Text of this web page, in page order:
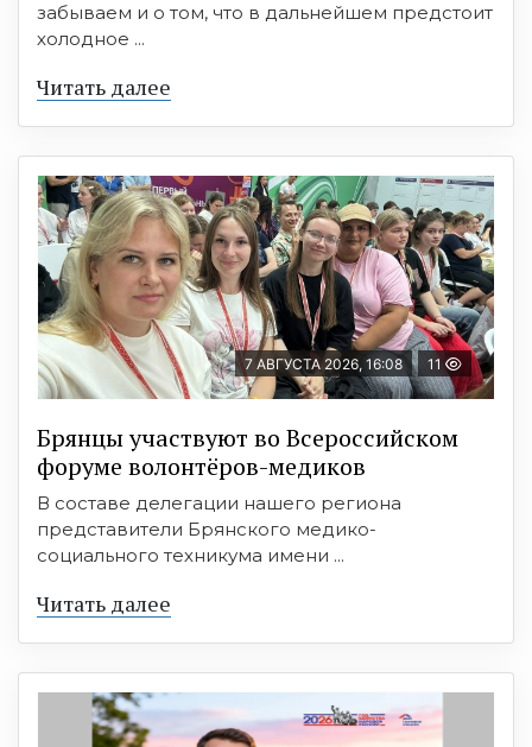
забываем и о том, что в дальнейшем предстоит
холодное ...
Читать далее
7 АВГУСТА 2026, 16:08 11
Брянцы участвуют во Всероссийском
форуме волонтёров-медиков
В составе делегации нашего региона
представители Брянского медико-
социального техникума имени ...
Читать далее